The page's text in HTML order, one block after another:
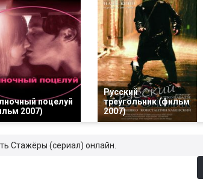
поцелуй
2007)
Русский
треугольник (фильм
2007)
Стажёры (сериал) онлайн.